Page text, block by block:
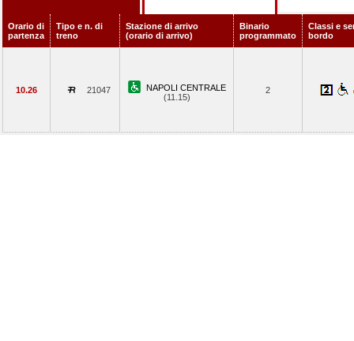
Orario di
partenza
Tipo e n. di
treno
Stazione di arrivo
(orario di arrivo)
Binario
programmato
Classi e
bordo
10.26 21047
NAPOLI CENTRALE
(11.15)
2